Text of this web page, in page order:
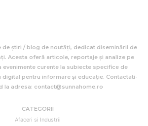
de știri / blog de noutăți, dedicat diseminării de
Acesta oferă articole, reportaje și analize pe
evenimente curente la subiecte specifice de
digital pentru informare și educație. Contactati-
la adresa: contact@sunnahome.ro
CATEGORII
Afaceri si Industrii